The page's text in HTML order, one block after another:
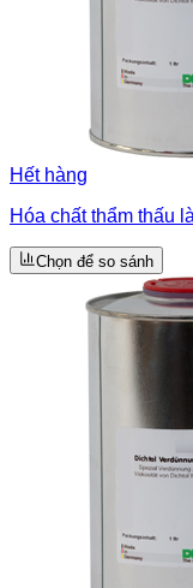
Hết hàng
Hóa chất thẩm thấu
Chọn để so sánh